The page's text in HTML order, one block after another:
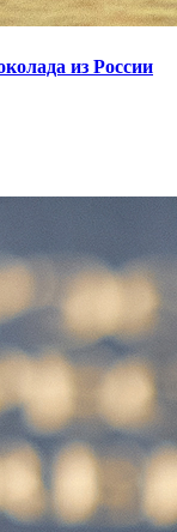
из России